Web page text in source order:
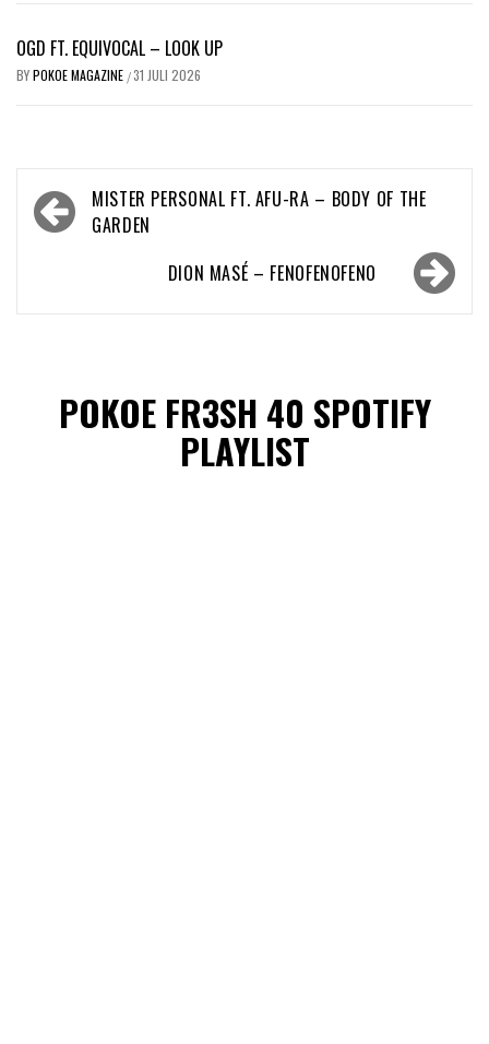
OGD FT. EQUIVOCAL – LOOK UP
BYPOKOE MAGAZINE /31 JULI 2026
Bericht
navigatie
MISTER PERSONAL FT. AFU-RA – BODY OF THE
GARDEN
DION MASÉ – FENOFENOFENO
POKOE FR3SH 40 SPOTIFY
PLAYLIST